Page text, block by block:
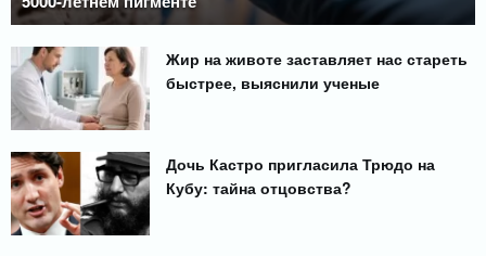
Жир на животе заставляет нас стареть
быстрее, выяснили ученые
Дочь Кастро пригласила Трюдо на
Кубу: тайна отцовства?